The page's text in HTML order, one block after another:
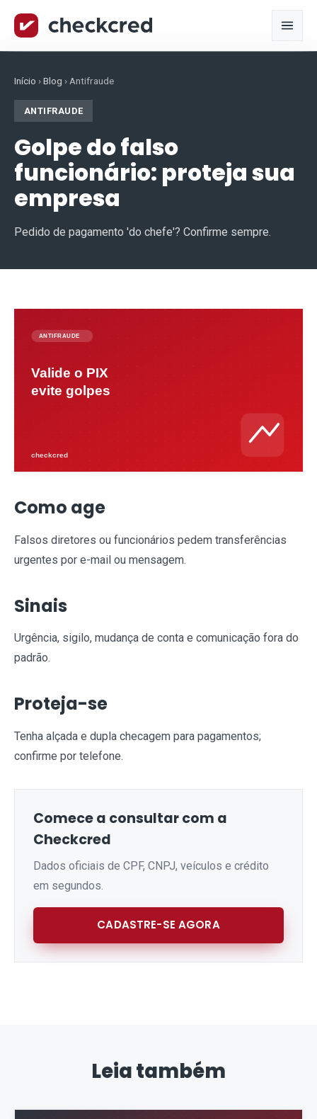
Início ›Blog › Antifraude
ANTIFRAUDE
Golpe do falso
funcionário: proteja sua
empresa
Pedido de pagamento 'do chefe'? Confirme sempre.
Como age
Falsos diretores ou funcionários pedem transferências
urgentes por e-mail ou mensagem.
Sinais
Urgência, sigilo, mudança de conta e comunicação fora do
padrão.
Proteja-se
Tenha alçada e dupla checagem para pagamentos;
confirme por telefone.
Comece a consultar com a
Checkcred
Dados oficiais de CPF, CNPJ, veículos e crédito
em segundos.
CADASTRE-SE AGORA
Leia também